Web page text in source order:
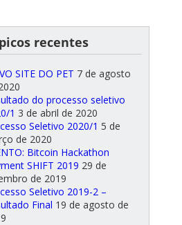
recentes
SITE DO PET 7 de agosto
do processo seletivo
1 3 de abril de 2020
Seletivo 2020/1 5 de
de 2020
Bitcoin Hackathon
SHIFT 2019 29 de
de 2019
Seletivo 2019-2 –
Final 19 de agosto de